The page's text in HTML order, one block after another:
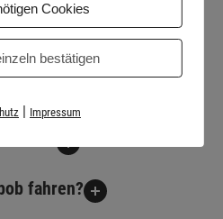
bob Rennen teilnehmen?
fahren?
Cookies
bestätigen
| Impressum